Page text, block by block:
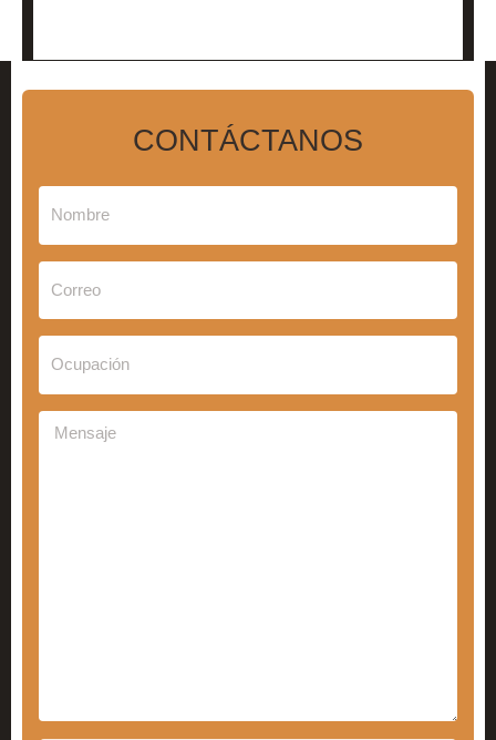
CONTÁCTANOS
Mensaje